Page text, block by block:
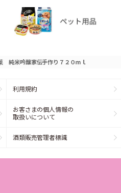
純米吟醸家伝手作り７２０ｍｌ
利用規約
お客さまの個人情報の
取扱いについて
酒類販売管理者標識